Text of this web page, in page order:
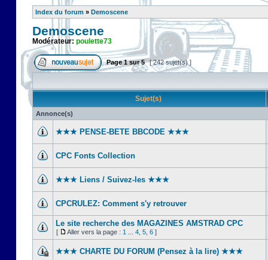
Index du forum » Demoscene
Demoscene
Modérateur: poulette73
Page1sur5 [ 242 sujet(s) ]
Sujet(s)
Annonce(s)
★★★ PENSE-BETE BBCODE ★★★
CPC Fonts Collection
★★★ Liens / Suivez-les ★★★
CPCRULEZ: Comment s'y retrouver‎
Le site recherche des MAGAZINES AMSTRAD CPC
[ Aller vers la page : 1 4 5 6 ]
★★★ CHARTE DU FORUM (Pensez à la lire) ★★★